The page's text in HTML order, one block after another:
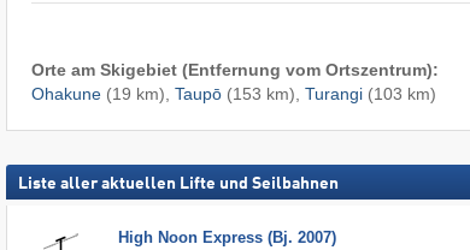
Orte am Skigebiet (Entfernung vom Ortszentrum):
Ohakune(19 km), Taupō(153 km), Turangi(103 km)
Liste aller aktuellen Lifte und Seilbahnen
High Noon Express (Bj. 2007)